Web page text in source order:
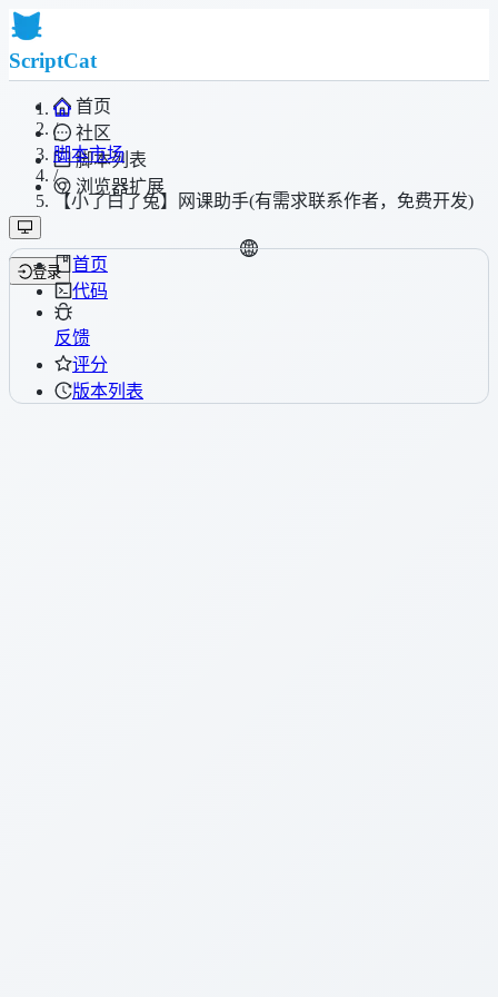
ScriptCat
首页
社区
脚本列表
浏览器扩展
登录
/
脚本市场
/
【小了白了兔】网课助手(有需求联系作者，免费开发)
首页
代码
反馈
评分
版本列表